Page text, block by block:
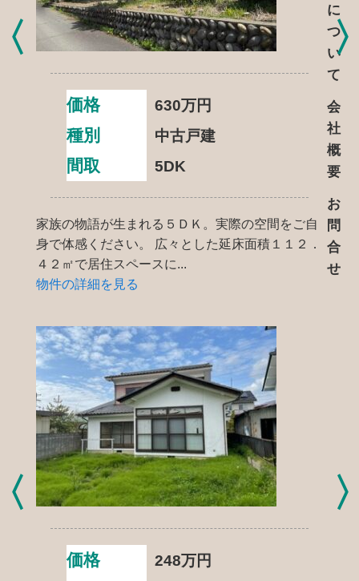
価格 630万円
種別 中古戸建
間取 5DK
家族の物語が生まれる５ＤＫ。実際の空間をご自
身で体感ください。 広々とした延床面積１１２．
４２㎡で居住スペースに...
物件の詳細を見る
価格 248万円
に
つ
い
て
会
社
概
要
お
問
合
せ